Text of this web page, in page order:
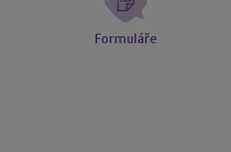
Formuláře